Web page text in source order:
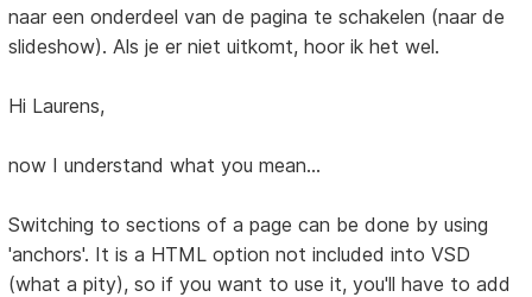
naar een onderdeel van de pagina te schakelen (naar de
slideshow). Als je er niet uitkomt, hoor ik het wel.
Hi Laurens,
now I understand what you mean...
Switching to sections of a page can be done by using
'anchors'. It is a HTML option not included into VSD
(what a pity), so if you want to use it, you'll have to add